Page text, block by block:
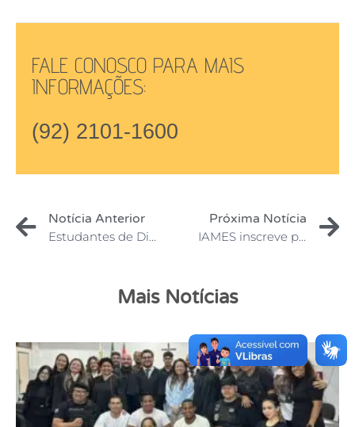
FALE CONOSCO PARA MAIS
INFORMAÇÕES:
(92) 2101-1600
Notícia Anterior
Estudantes de Direito do IAMES realizam visita técnica nos ambientes do poder Judiciário
Próxima Notícia
IAMES inscreve para o VESTIBULAR até 15 de julho
Mais Notícias